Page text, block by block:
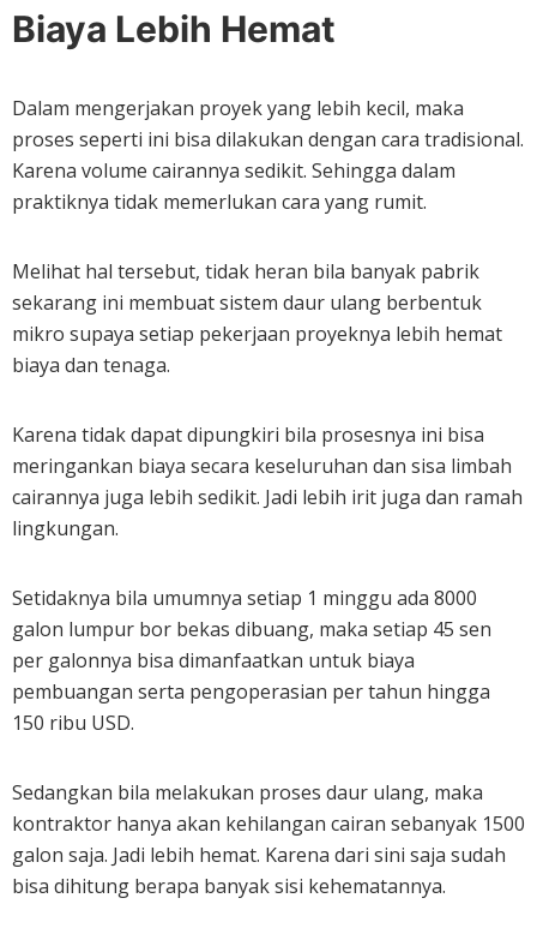
Biaya Lebih Hemat
Dalam mengerjakan proyek yang lebih kecil, maka
proses seperti ini bisa dilakukan dengan cara tradisional.
Karena volume cairannya sedikit. Sehingga dalam
praktiknya tidak memerlukan cara yang rumit.
Melihat hal tersebut, tidak heran bila banyak pabrik
sekarang ini membuat sistem daur ulang berbentuk
mikro supaya setiap pekerjaan proyeknya lebih hemat
biaya dan tenaga.
Karena tidak dapat dipungkiri bila prosesnya ini bisa
meringankan biaya secara keseluruhan dan sisa limbah
cairannya juga lebih sedikit. Jadi lebih irit juga dan ramah
lingkungan.
Setidaknya bila umumnya setiap 1 minggu ada 8000
galon lumpur bor bekas dibuang, maka setiap 45 sen
per galonnya bisa dimanfaatkan untuk biaya
pembuangan serta pengoperasian per tahun hingga
150 ribu USD.
Sedangkan bila melakukan proses daur ulang, maka
kontraktor hanya akan kehilangan cairan sebanyak 1500
galon saja. Jadi lebih hemat. Karena dari sini saja sudah
bisa dihitung berapa banyak sisi kehematannya.